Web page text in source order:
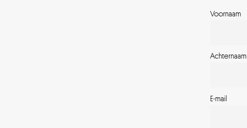
Voornaam
Achternaam
E-mail